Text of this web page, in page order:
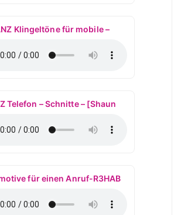
Klingeltöne für mobile –
Telefon – Schnitte – [Shaun
für einen Anruf-R3HAB